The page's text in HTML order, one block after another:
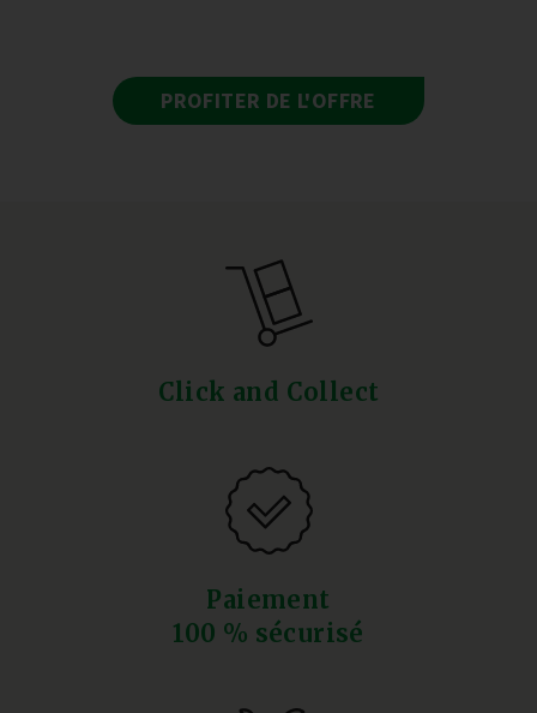
PROFITER DE L'OFFRE
Click and Collect
Paiement
100 % sécurisé